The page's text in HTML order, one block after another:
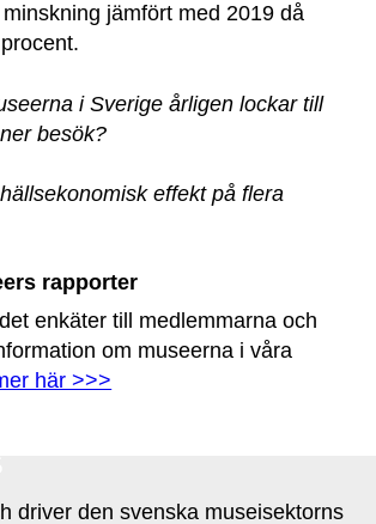
jämfört med 2019 då
i Sverige årligen lockar till
besök?
effekt på flera
rapporter
enkäter till medlemmarna och
om museerna i våra
här >>>
driver den svenska museisektorns